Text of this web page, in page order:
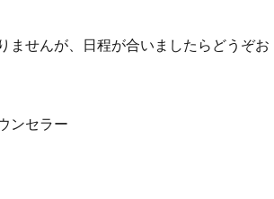
ませんが、日程が合いましたらどうぞお
ンセラー